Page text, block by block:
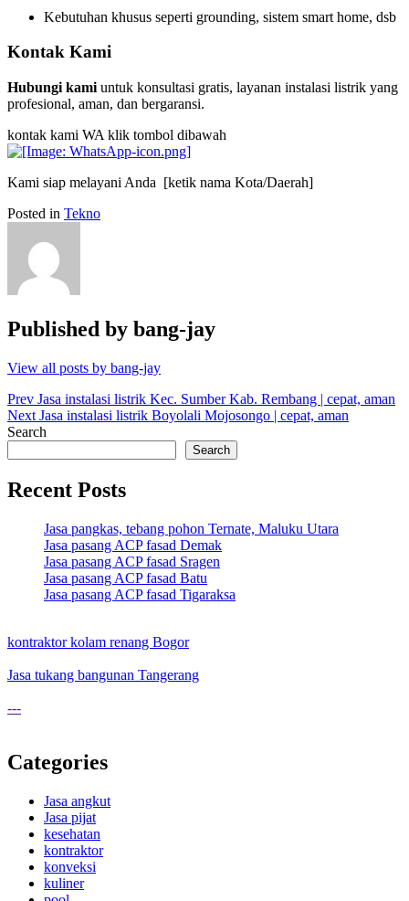
Kebutuhan khusus seperti grounding, sistem smart home, dsb
Kontak Kami
Hubungi kami untuk konsultasi gratis, layanan instalasi listrik yang
profesional, aman, dan bergaransi.
kontak kami WA klik tombol dibawah
Kami siap melayani Anda [ketik nama Kota/Daerah]
Posted in Tekno
Published by bang-jay
View all posts by bang-jay
Post
navigation
Prev Jasa instalasi listrik Kec. Sumber Kab. Rembang | cepat, aman
Next Jasa instalasi listrik Boyolali Mojosongo | cepat, aman
Search
Search
Recent Posts
Jasa pangkas, tebang pohon Ternate, Maluku Utara
Jasa pasang ACP fasad Demak
Jasa pasang ACP fasad Sragen
Jasa pasang ACP fasad Batu
Jasa pasang ACP fasad Tigaraksa
kontraktor kolam renang Bogor
Jasa tukang bangunan Tangerang
---
Categories
Jasa angkut
Jasa pijat
kesehatan
kontraktor
konveksi
kuliner